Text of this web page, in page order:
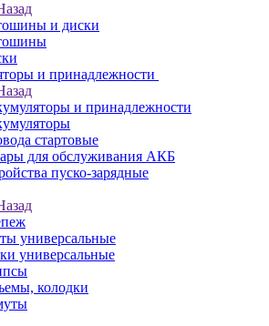
и диски
и принадлежности
и принадлежности
стартовые
для обслуживания АКБ
пуско-зарядные
универсальные
универсальные
колодки